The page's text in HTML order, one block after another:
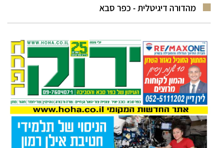
מהדורה דיגיטלית - כפר סבא